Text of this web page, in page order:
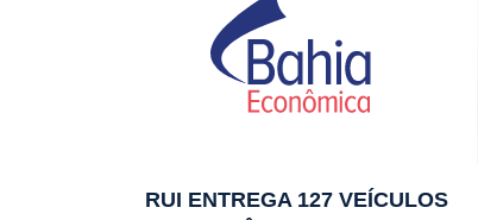
RUI ENTREGA 127 VEÍCULOS